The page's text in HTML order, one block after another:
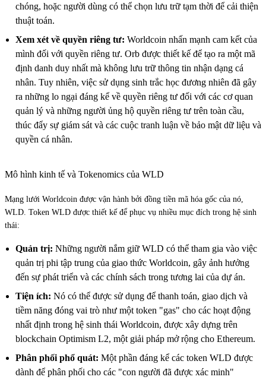
chóng, hoặc người dùng có thể chọn lưu trữ tạm thời để cải thiện
thuật toán.
Xem xét về quyền riêng tư: Worldcoin nhấn mạnh cam kết của
mình đối với quyền riêng tư. Orb được thiết kế để tạo ra một mã
định danh duy nhất mà không lưu trữ thông tin nhận dạng cá
nhân. Tuy nhiên, việc sử dụng sinh trắc học đương nhiên đã gây
ra những lo ngại đáng kể về quyền riêng tư đối với các cơ quan
quản lý và những người ủng hộ quyền riêng tư trên toàn cầu,
thúc đẩy sự giám sát và các cuộc tranh luận về bảo mật dữ liệu và
quyền cá nhân.
Mô hình kinh tế và Tokenomics của WLD
Mạng lưới Worldcoin được vận hành bởi đồng tiền mã hóa gốc của nó,
WLD. Token WLD được thiết kế để phục vụ nhiều mục đích trong hệ sinh
thái:
Quản trị: Những người nắm giữ WLD có thể tham gia vào việc
quản trị phi tập trung của giao thức Worldcoin, gây ảnh hưởng
đến sự phát triển và các chính sách trong tương lai của dự án.
Tiện ích: Nó có thể được sử dụng để thanh toán, giao dịch và
tiềm năng đóng vai trò như một token "gas" cho các hoạt động
nhất định trong hệ sinh thái Worldcoin, được xây dựng trên
blockchain Optimism L2, một giải pháp mở rộng cho Ethereum.
Phân phối phổ quát: Một phần đáng kể các token WLD được
dành để phân phối cho các "con người đã được xác minh"